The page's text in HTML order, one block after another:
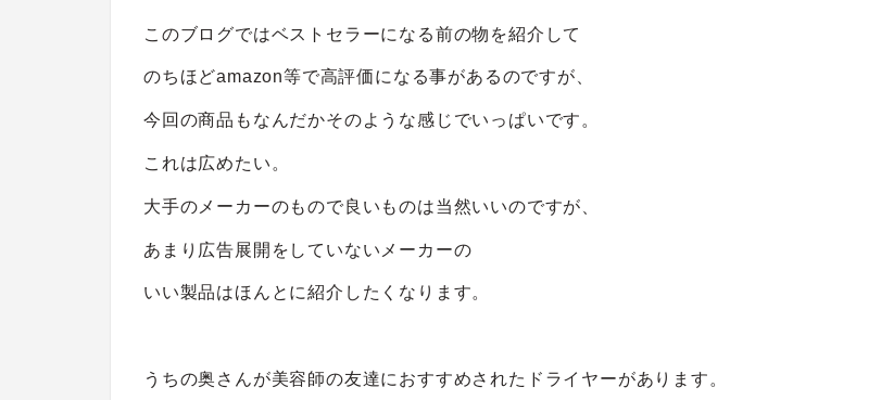
このブログではベストセラーになる前の物を紹介して
のちほどamazon等で高評価になる事があるのですが、
今回の商品もなんだかそのような感じでいっぱいです。
これは広めたい。
大手のメーカーのもので良いものは当然いいのですが、
あまり広告展開をしていないメーカーの
いい製品はほんとに紹介したくなります。
うちの奥さんが美容師の友達におすすめされたドライヤーがあります。